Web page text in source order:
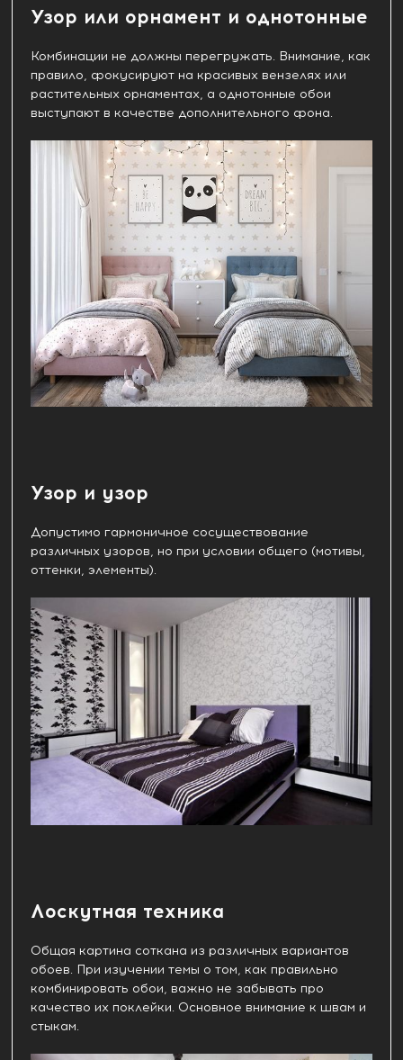
Узор или орнамент и однотонные
Комбинации не должны перегружать. Внимание, как
правило, фокусируют на красивых вензелях или
растительных орнаментах, а однотонные обои
выступают в качестве дополнительного фона.
Узор и узор
Допустимо гармоничное сосуществование
различных узоров, но при условии общего (мотивы,
оттенки, элементы).
Лоскутная техника
Общая картина соткана из различных вариантов
обоев. При изучении темы о том, как правильно
комбинировать обои, важно не забывать про
качество их поклейки. Основное внимание к швам и
стыкам.